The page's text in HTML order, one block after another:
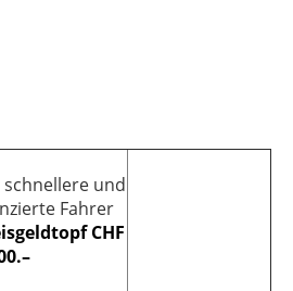
schnellere und
Fahrer
CHF